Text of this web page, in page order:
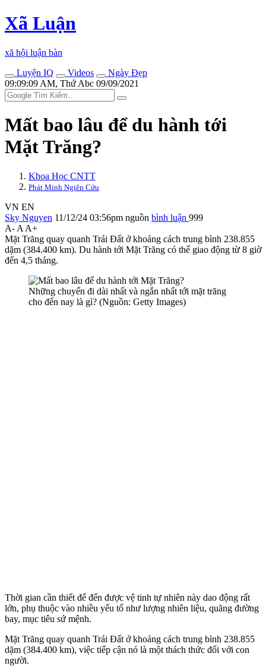
Xã Luận
xã hội luận bàn
Luyện IQ
Videos
Ngày Đẹp
09:09:09 AM, Thứ Abc 09/09/2021
Mất bao lâu để du hành tới
Mặt Trăng?
Khoa Học CNTT
Phát Minh Ngiên Cứu
VN EN
Sky Nguyen 11/12/24 03:56pm nguồn bình luận 999
A- A A+
Mặt Trăng quay quanh Trái Đất ở khoảng cách trung bình 238.855
dặm (384.400 km). Du hành tới Mặt Trăng có thể giao động từ 8 giờ
đến 4,5 tháng.
Những chuyến đi dài nhất và ngắn nhất tới mặt trăng
cho đến nay là gì? (Nguồn: Getty Images)
Thời gian cần thiết để đến được vệ tinh tự nhiên này dao động rất
lớn, phụ thuộc vào nhiều yếu tố như lượng nhiên liệu, quãng đường
bay, mục tiêu sứ mệnh.
Mặt Trăng quay quanh Trái Đất ở khoảng cách trung bình 238.855
dặm (384.400 km), việc tiếp cận nó là một thách thức đối với con
người.